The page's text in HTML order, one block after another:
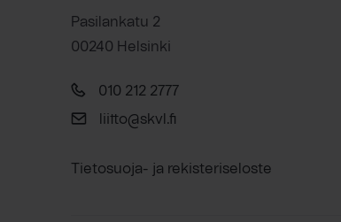
Pasilankatu 2
00240 Helsinki
010 212 2777
liitto@skvl.fi
Tietosuoja- ja rekisteriseloste